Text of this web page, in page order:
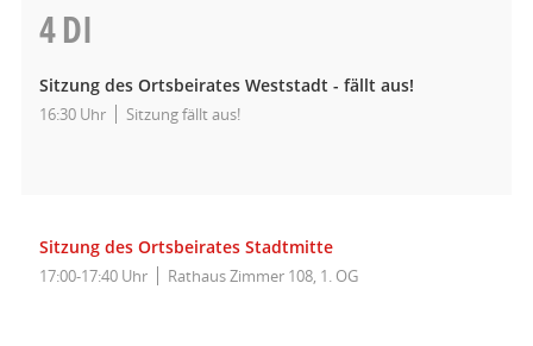
4DI
Sitzung des Ortsbeirates Weststadt - fällt aus!
16:30 Uhr Sitzung fällt aus!
Sitzung des Ortsbeirates Stadtmitte
17:00-17:40 Uhr Rathaus Zimmer 108, 1. OG